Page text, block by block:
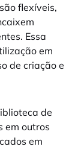
flexíveis,
Essa
em
de criação e
de
em outros
em